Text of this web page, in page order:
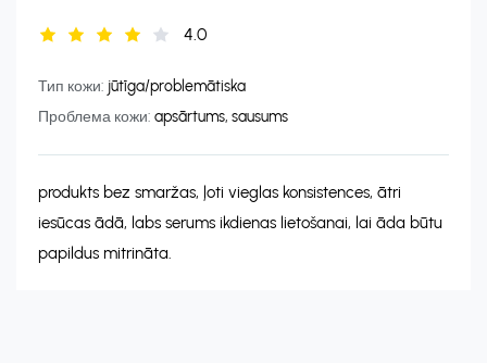
4.0
Тип кожи: jūtīga/problemātiska
Проблема кожи: apsārtums, sausums
produkts bez smaržas, ļoti vieglas konsistences, ātri
iesūcas ādā, labs serums ikdienas lietošanai, lai āda būtu
papildus mitrināta.